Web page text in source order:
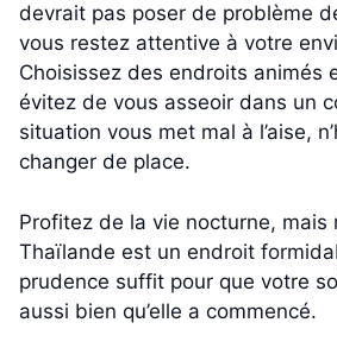
devrait pas poser de problème
vous restez attentive à votre
Choisissez des endroits animés
évitez de vous asseoir dans un
situation vous met mal à l’aise,
changer de place.
Profitez de la vie nocturne, mais
Thaïlande est un endroit
prudence suffit pour que votre
aussi bien qu’elle a commencé.